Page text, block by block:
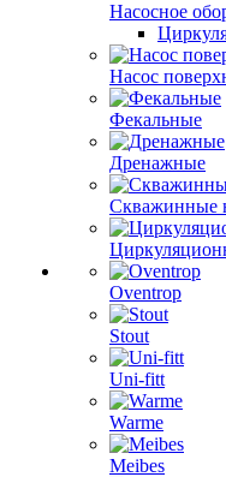
Насосное
Насос
Фекальные
Дренажные
Скважинные
Oventrop
Stout
Uni-fitt
Warme
Meibes